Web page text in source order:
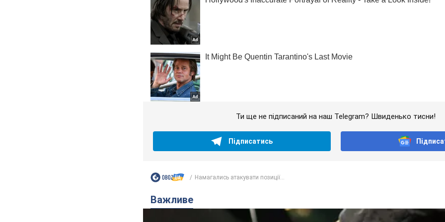
Ти ще не підписаний на наш Telegram? Швиденько тисни!
Підписатись
Намагались атакувати позиції...
Важливе